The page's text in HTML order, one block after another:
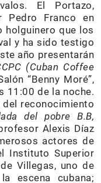
El Portazo,
Pedro Franco en
holguinero que los
y ha sido testigo
año presentarán
(Cuban Coffee
“Benny Moré”,
11:00 de la noche.
del reconocimiento
del pobre B.B,
Alexis Díaz
actores de
Instituto Superior
Villegas, uno de
escena cubana;